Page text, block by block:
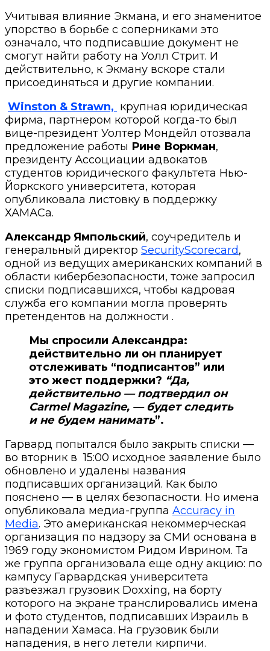
Учитывая влияние Экмана, и его знаменитое
упорство в борьбе с соперниками это
означало, что подписавшие документ не
смогут найти работу на Уолл Стрит. И
действительно, к Экману вскоре стали
присоединяться и другие компании.
Winston & Strawn, крупная юридическая
фирма, партнером которой когда-то был
вице-президент Уолтер Мондейл отозвала
предложение работы Рине Воркман,
президенту Ассоциации адвокатов
студентов юридического факультета Нью-
Йоркского университета, которая
опубликовала листовку в поддержку
ХАМАСа.
Александр Ямпольский, соучредитель и
генеральный директор SecurityScorecard,
одной из ведущих американских компаний в
области кибербезопасности, тоже запросил
списки подписавшихся, чтобы кадровая
служба его компании могла проверять
претендентов на должности .
Мы спросили Александра:
действительно ли он планирует
отслеживать “подписантов” или
это жест поддержки? “Да,
действительно — подтвердил он
Carmel Magazine, — будет следить
и не будем нанимать”.
Гарвард попытался было закрыть списки —
во вторник в 15:00 исходное заявление было
обновлено и удалены названия
подписавших организаций. Как было
пояснено — в целях безопасности. Но имена
опубликовала медиа-группа Accuracy in
Media. Это американская некоммерческая
организация по надзору за СМИ основана в
1969 году экономистом Ридом Иврином. Та
же группа организовала еще одну акцию: по
кампусу Гарвардская университета
разъезжал грузовик Doxxing, на борту
которого на экране транслировались имена
и фото студентов, подписавших Израиль в
нападении Хамаса. На грузовик были
нападения, в него летели кирпичи.